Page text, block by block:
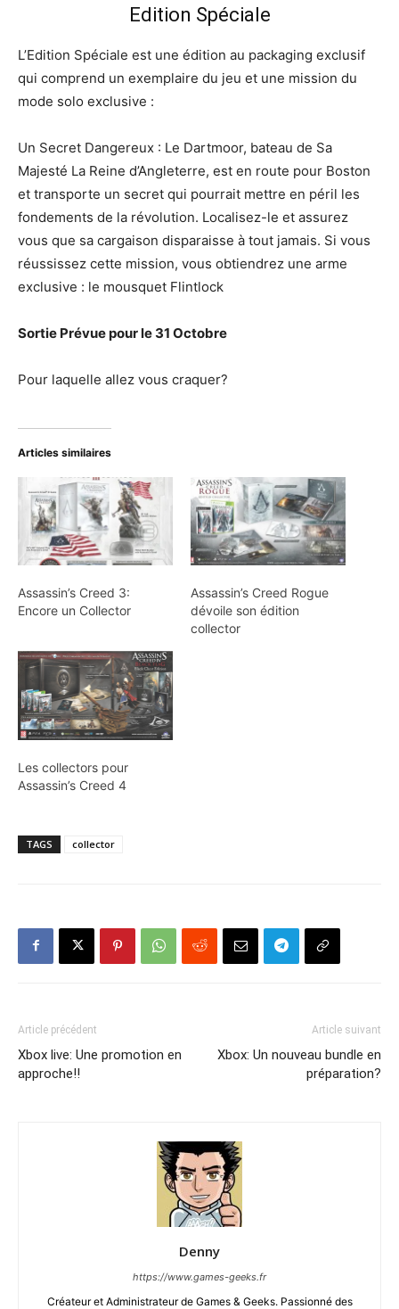
Edition Spéciale
L’Edition Spéciale est une édition au packaging exclusif
qui comprend un exemplaire du jeu et une mission du
mode solo exclusive :
Un Secret Dangereux : Le Dartmoor, bateau de Sa
Majesté La Reine d’Angleterre, est en route pour Boston
et transporte un secret qui pourrait mettre en péril les
fondements de la révolution. Localisez-le et assurez
vous que sa cargaison disparaisse à tout jamais. Si vous
réussissez cette mission, vous obtiendrez une arme
exclusive : le mousquet Flintlock
Sortie Prévue pour le 31 Octobre
Pour laquelle allez vous craquer?
Articles similaires
Assassin’s Creed 3:
Encore un Collector
Assassin’s Creed Rogue
dévoile son édition
collector
Les collectors pour
Assassin’s Creed 4
TAGS collector
Article précédent
Xbox live: Une promotion en
approche!!
Article suivant
Xbox: Un nouveau bundle en
préparation?
Denny
https://www.games-geeks.fr
Créateur et Administrateur de Games & Geeks. Passionné des